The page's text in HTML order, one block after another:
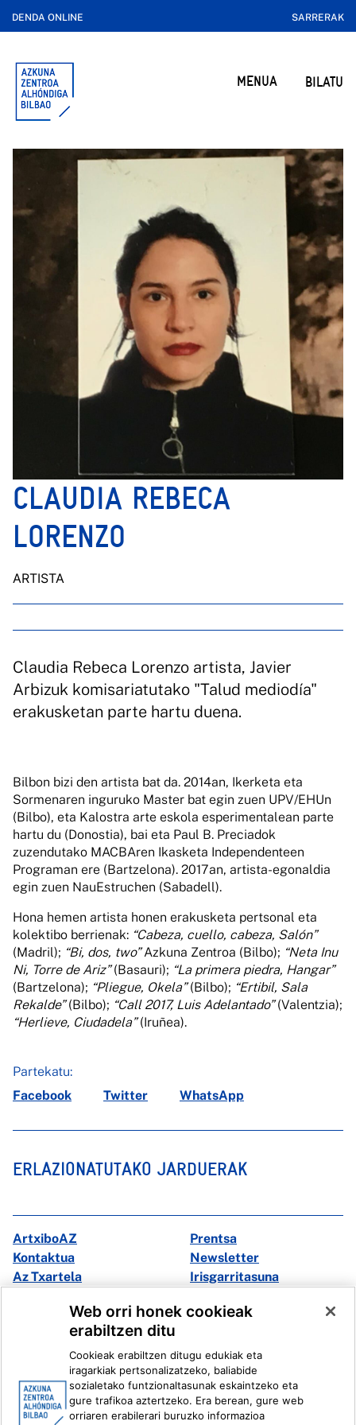
DENDA ONLINE SARRERAK
MENUA BILATU
CLAUDIA REBECA
LORENZO
ARTISTA
Claudia Rebeca Lorenzo artista, Javier
Arbizuk komisariatutako "Talud mediodía"
erakusketan parte hartu duena.
Bilbon bizi den artista bat da. 2014an, Ikerketa eta
Sormenaren inguruko Master bat egin zuen UPV/EHUn
(Bilbo), eta Kalostra arte eskola esperimentalean parte
hartu du (Donostia), bai eta Paul B. Preciadok
zuzendutako MACBAren Ikasketa Independenteen
Programan ere (Bartzelona). 2017an, artista-egonaldia
egin zuen NauEstruchen (Sabadell).
Hona hemen artista honen erakusketa pertsonal eta
kolektibo berrienak: “Cabeza, cuello, cabeza, Salón”
(Madril); “Bi, dos, two”Azkuna Zentroa (Bilbo); “Neta Inu
Ni, Torre de Ariz”(Basauri); “La primera piedra, Hangar”
(Bartzelona); “Pliegue, Okela”(Bilbo); “Ertibil, Sala
Rekalde”(Bilbo); “Call 2017, Luis Adelantado”(Valentzia);
“Herlieve, Ciudadela”(Iruñea).
Partekatu:
Facebook
Twitter WhatsApp
ERLAZIONATUTAKO JARDUERAK
ArtxiboAZ
Prentsa
Kontaktua
Newsletter
Az Txartela
Irisgarritasuna
Instagram
Youtube
Linkedin
Ivoox
Lege informazioa Barneko Informazio Sistema
Web orri honek cookieak
erabiltzen ditu
Cookieak erabiltzen ditugu edukiak eta
iragarkiak pertsonalizatzeko, baliabide
sozialetako funtzionaltasunak eskaintzeko eta
gure trafikoa aztertzeko. Era berean, gure web
orriaren erabilerari buruzko informazioa